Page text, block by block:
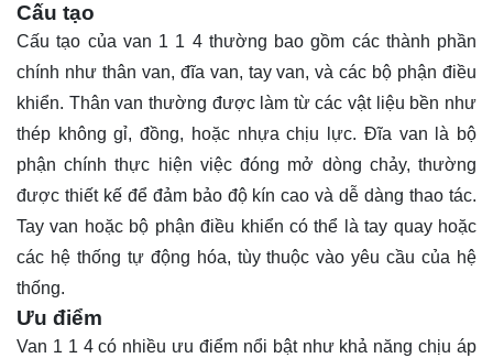
Cấu tạo
Cấu tạo của van 1 1 4 thường bao gồm các thành phần
chính như thân van, đĩa van, tay van, và các bộ phận điều
khiển. Thân van thường được làm từ các vật liệu bền như
thép không gỉ, đồng, hoặc nhựa chịu lực. Đĩa van là bộ
phận chính thực hiện việc đóng mở dòng chảy, thường
được thiết kế để đảm bảo độ kín cao và dễ dàng thao tác.
Tay van hoặc bộ phận điều khiển có thể là tay quay hoặc
các hệ thống tự động hóa, tùy thuộc vào yêu cầu của hệ
thống.
Ưu điểm
Van 1 1 4 có nhiều ưu điểm nổi bật như khả năng chịu áp